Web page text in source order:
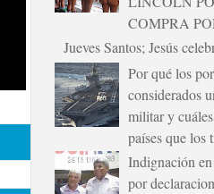
COMPRA
Jueves Santos; Jesús
Por qué los
considerados
militar y
países que los
Indignación
por